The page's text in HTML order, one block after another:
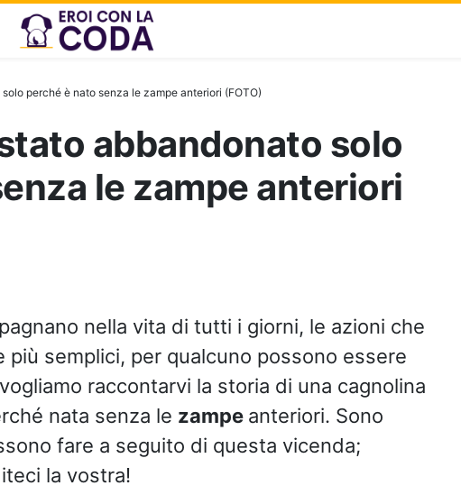
perché è nato senza le zampe anteriori (FOTO)
abbandonato solo
le zampe anteriori
nella vita di tutti i giorni, le azioni che
più semplici, per qualcuno possono essere
raccontarvi la storia di una cagnolina
nata senza le zampe anteriori. Sono
fare a seguito di questa vicenda;
la vostra!